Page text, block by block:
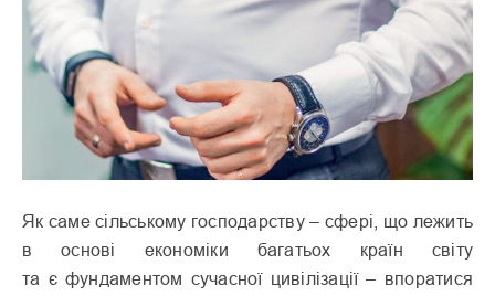
Я к саме сільському господарству – сфері, що лежить
в основі економіки багатьох країн світу
та є фундаментом сучасної цивілізації – впоратися